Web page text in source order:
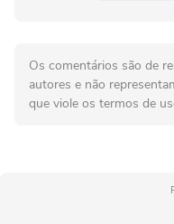
Os comentários são de
autores e não
que viole os termos de